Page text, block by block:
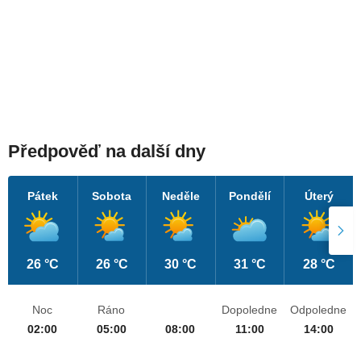
Předpověď na další dny
Pátek
26 °C
Sobota
26 °C
Neděle
30 °C
Pondělí
31 °C
Úterý
28 °C
Noc
02:00
Ráno
05:00
08:00
Dopoledne
11:00
Odpoledne
14:00